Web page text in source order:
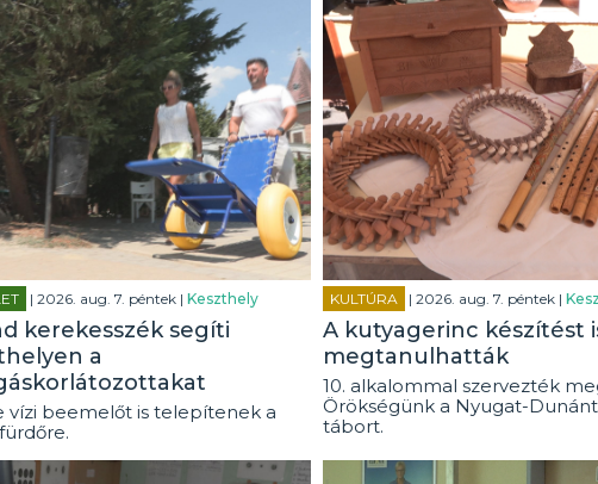
| 2026. aug. 7. péntek | Keszthely
kerekesszék segíti
a
vízi beemelőt is telepítenek a
KULTÚRA | 2026. aug. 7. péntek |
A kutyagerinc készítést
megtanulhatták
10. alkalommal szervezték
Örökségünk a Nyugat-
tábort.